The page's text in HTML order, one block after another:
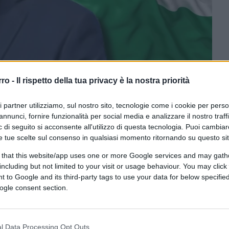
- Il rispetto della tua privacy è la nostra priorità
partner utilizziamo, sul nostro sito, tecnologie come i cookie per
fornire funzionalità per social media e analizzare il nostro
di seguito si acconsente all'utilizzo di questa tecnologia. Puoi
tue scelte sul consenso in qualsiasi momento ritornando su questo
that this website/app uses one or more Google services and may
but not limited to your visit or usage behaviour. You may
to Google and its third-party tags to use your data for below
consent section.
Data Processing Opt Outs
tramite Canva.com
su Google CLICCA QUI
sorpresa, ha fatto visita al presidente